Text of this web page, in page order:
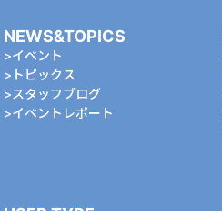
NEWS&TOPICS
イベント
トピックス
スタッフブログ
イベントレポート